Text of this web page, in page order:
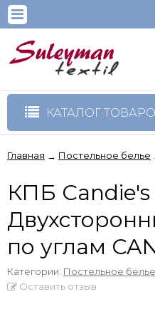
КАТАЛОГ
Главная → Постельное белье
КПБ Candie's
по углам
Категории: Постельное белье
Оставить отзыв